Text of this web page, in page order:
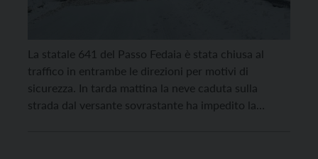
La statale 641 del Passo Fedaia è stata chiusa al
traffico in entrambe le direzioni per motivi di
sicurezza. In tarda mattina la neve caduta sulla
strada dal versante sovrastante ha impedito la